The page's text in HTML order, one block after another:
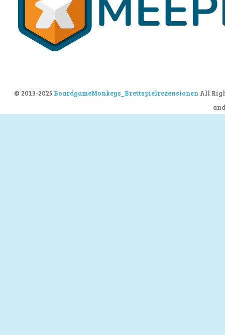
© 2013-2025 BoardgameMonkeys_Brettspielrezensionen All